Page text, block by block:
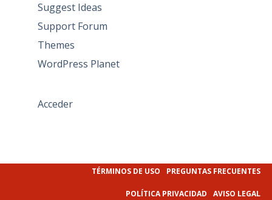
Suggest Ideas
Support Forum
Themes
WordPress Planet
Acceder
TÉRMINOS DE USO PREGUNTAS FRECUENTES
POLÍTICA PRIVACIDAD AVISO LEGAL